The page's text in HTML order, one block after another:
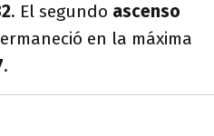
. El segundo ascenso
en la máxima
.